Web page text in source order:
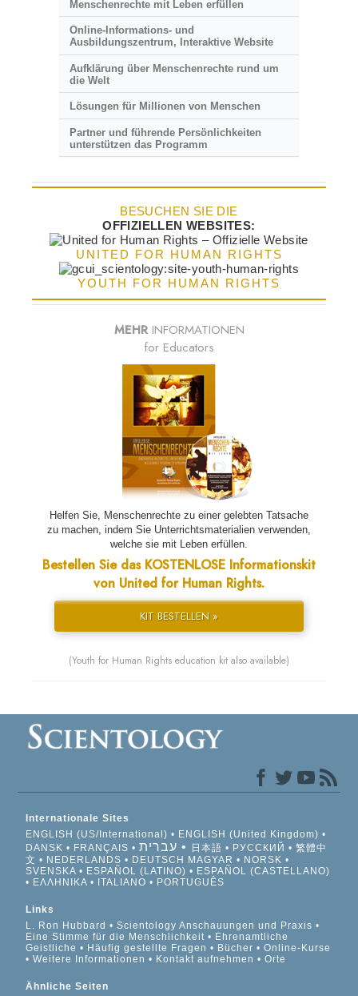
Menschenrechte mit Leben erfüllen
Online-Informations- und
Ausbildungszentrum, Interaktive Website
Aufklärung über Menschenrechte rund um
die Welt
Lösungen für Millionen von Menschen
Partner und führende Persönlichkeiten
unterstützen das Programm
BESUCHEN SIE DIE
OFFIZIELLEN WEBSITES:
UNITED FOR HUMAN RIGHTS
YOUTH FOR HUMAN RIGHTS
MEHR INFORMATIONEN
for Educators
Helfen Sie, Menschenrechte zu einer gelebten Tatsache
zu machen, indem Sie Unterrichtsmaterialien verwenden,
welche sie mit Leben erfüllen.
Bestellen Sie das KOSTENLOSE Informationskit
von United for Human Rights.
KIT BESTELLEN »
(Youth for Human Rights education kit also available)
Internationale Sites
ENGLISH (US/International)
ENGLISH (United Kingdom)
DANSK
FRANÇAIS עברית 日本語 РУССКИЙ
繁體中
文
NEDERLANDS DEUTSCH MAGYAR
NORSK
SVENSKA
ESPAÑOL (LATINO)
ESPAÑOL (CASTELLANO)
ΕΛΛΗΝΙΚA
ITALIANO PORTUGUÊS
Links
L. Ron Hubbard
Scientology Anschauungen und Praxis
Eine Stimme für die Menschlichkeit
Ehrenamtliche
Geistliche
Häufig gestellte Fragen Bücher
Online-Kurse
Weitere Informationen
Kontakt aufnehmen Orte
Ähnliche Seiten